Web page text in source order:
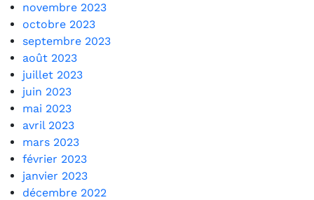
novembre 2023
octobre 2023
septembre 2023
août 2023
juillet 2023
juin 2023
mai 2023
avril 2023
mars 2023
février 2023
janvier 2023
décembre 2022